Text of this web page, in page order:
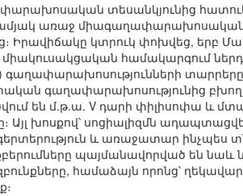
տեսանկյունից հատուկ
առաջ միագաղափարախոսական
Իրավիճակը կտրուկ փոխվեց, երբ
համակարգում
գաղափարախոսությունների
գաղափարախոսությունից բխող
են մ.թ.ա. V դարի փիլիսոփա և
Այլ խոսքով՝ սոցիալիզմն
և առաջատար ինչպես
պայմանավորված են
համաձայն որոնց՝